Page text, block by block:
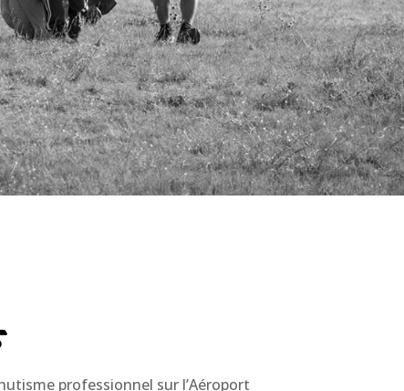
professionnel sur l’Aéroport